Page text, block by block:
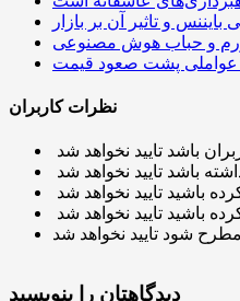
و حباب هوش مصنوعی
نظرات کاربران
دیدگاهتان را بنویسید